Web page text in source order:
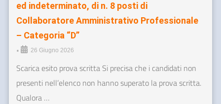
ed indeterminato, di n. 8 posti di
Collaboratore Amministrativo Professionale
– Categoria “D”
• 26 Giugno 2026
Scarica esito prova scritta Si precisa che i candidati non
presenti nell’elenco non hanno superato la prova scritta.
Qualora …